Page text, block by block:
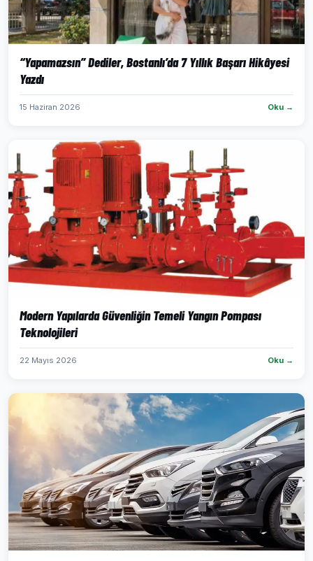
“Yapamazsın” Dediler, Bostanlı’da 7 Yıllık Başarı Hikâyesi
Yazdı
15 Haziran 2026 Oku →
Modern Yapılarda Güvenliğin Temeli Yangın Pompası
Teknolojileri
22 Mayıs 2026 Oku →